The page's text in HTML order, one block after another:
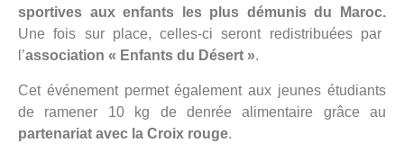
sportives aux enfants les plus démunis du Maroc.
Une fois sur place, celles-ci seront redistribuées par
l’association « Enfants du Désert ».
Cet événement permet également aux jeunes étudiants
de ramener 10 kg de denrée alimentaire grâce au
partenariat avec la Croix rouge.